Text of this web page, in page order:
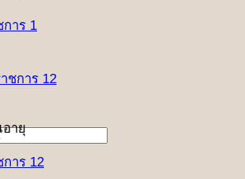
าร 1
ายุ
าร 12